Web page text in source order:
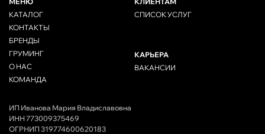
КАТАЛОГ
КОНТАКТЫ
БРЕНДЫ
ГРУМИНГ
О НАС
КОМАНДА
СПИСОК УСЛУГ
КАРЬЕРА
ВАКАНСИИ
ИП Иванова Мария Владиславовна
ИНН 773009375469
ОГРНИП 319774600620183